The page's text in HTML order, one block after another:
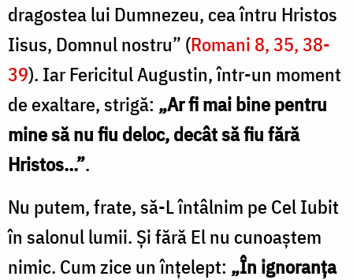
dragostea lui Dumnezeu, cea întru Hristos
Iisus, Domnul nostru” (Romani 8, 35, 38-
39). Iar Fericitul Augustin, într-un moment
de exaltare, strigă: „Ar fi mai bine pentru
mine să nu fiu deloc, decât să fiu fără
Hristos...”.
Nu putem, frate, să-L întâlnim pe Cel Iubit
în salonul lumii. Și fără El nu cunoaștem
nimic. Cum zice un înțelept: „În ignoranța